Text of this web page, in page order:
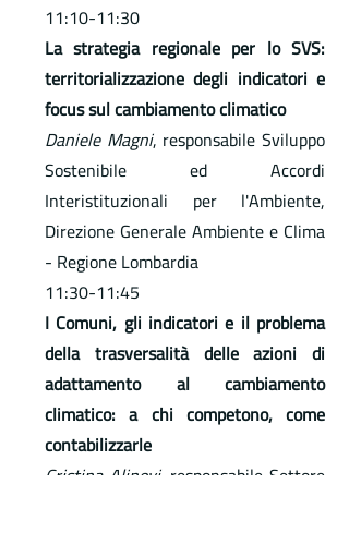
11:10-11:30
La strategia regionale per lo SVS:
territorializzazione degli indicatori e
focus sul cambiamento climatico
Daniele Magni, responsabile Sviluppo
Sostenibile ed Accordi
Interistituzionali per l'Ambiente,
Direzione Generale Ambiente e Clima
- Regione Lombardia
11:30-11:45
I Comuni, gli indicatori e il problema
della trasversalità delle azioni di
adattamento al cambiamento
climatico: a chi competono, come
contabilizzarle
Cristina Alinovi, responsabile Settore